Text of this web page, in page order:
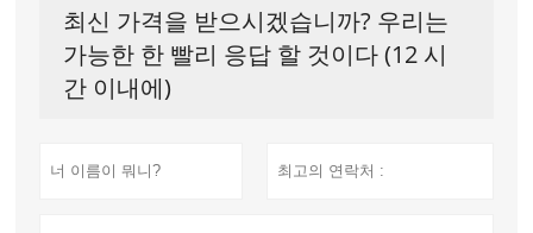
최신 가격을 받으시겠습니까? 우리는
가능한 한 빨리 응답 할 것이다 (12 시
간 이내에)